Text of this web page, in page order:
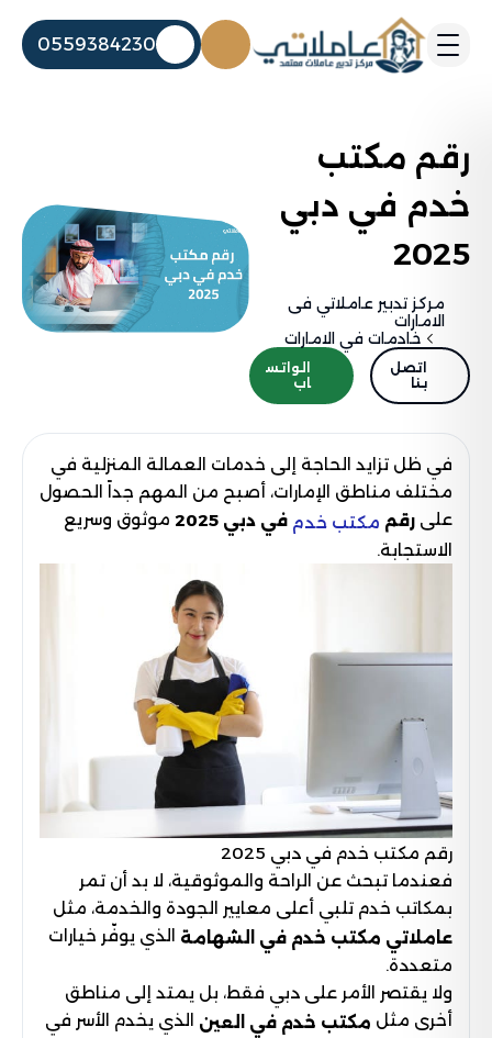
0559384230
رقم مكتب
خدم في دبي
2025
مركز تدبير عاملاتي فى
الامارات
خادمات في الامارات
اتصل
بنا
الواتس
اب
في ظل تزايد الحاجة إلى خدمات العمالة المنزلية في
مختلف مناطق الإمارات، أصبح من المهم جداً الحصول
على رقم مكتب خدم في دبي 2025
موثوق وسريع
الاستجابة.
رقم مكتب خدم في دبي 2025
فعندما تبحث عن الراحة والموثوقية، لا بد أن تمر
بمكاتب خدم تلبي أعلى معايير الجودة والخدمة، مثل
عاملاتي مكتب خدم في الشهامة الذي يوفّر خيارات
متعددة.
ولا يقتصر الأمر على دبي فقط، بل يمتد إلى مناطق
أخرى مثل مكتب خدم في العين الذي يخدم الأسر في